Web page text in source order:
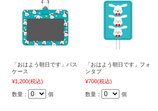
「おはよう朝日です」パス
ケース
¥1,200(税込)
数量： 個
「おはよう朝日です」フォ
ンタブ
¥700(税込)
数量： 個